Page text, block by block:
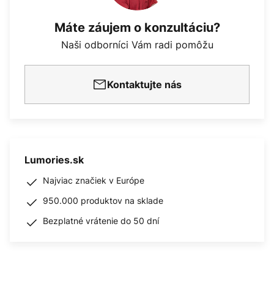
Máte záujem o konzultáciu?
Naši odborníci Vám radi pomôžu
Kontaktujte nás
Lumories.sk
Najviac značiek v Európe
950.000 produktov na sklade
Bezplatné vrátenie do 50 dní